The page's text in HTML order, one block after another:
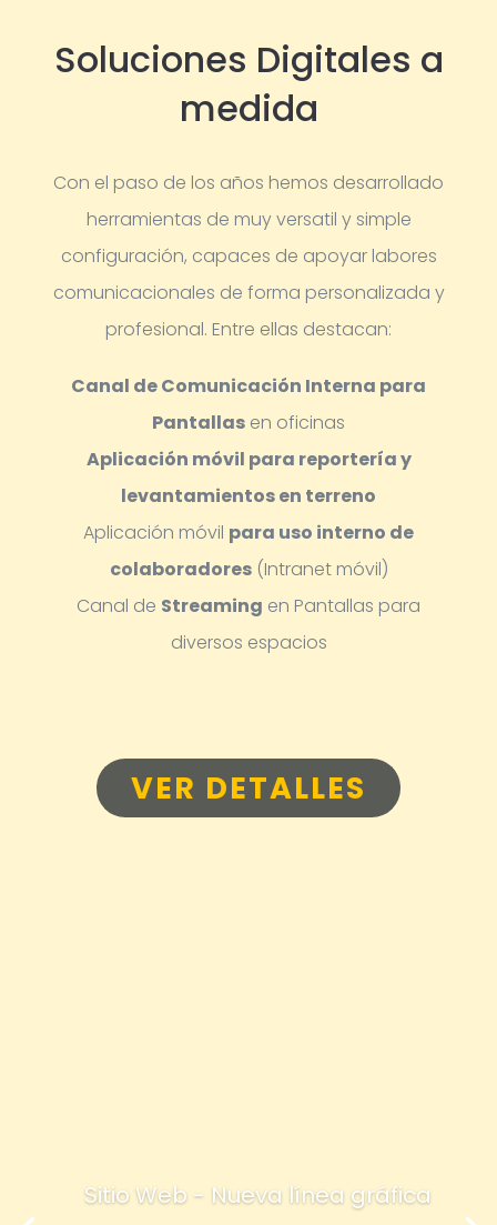
Soluciones Digitales a
medida
Con el paso de los años hemos desarrollado
herramientas de muy versatil y simple
configuración, capaces de apoyar labores
comunicacionales de forma personalizada y
profesional. Entre ellas destacan:
Canal de Comunicación Interna para
Pantallas en oficinas
Aplicación móvil para reportería y
levantamientos en terreno
Aplicación móvil para uso interno de
colaboradores(Intranet móvil)
Canal de Streaming en Pantallas para
diversos espacios
VER DETALLES
Sitio Web - Nueva línea gráfica